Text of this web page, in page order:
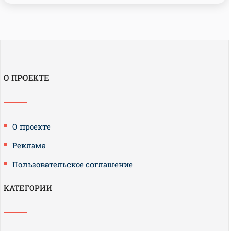
О ПРОЕКТЕ
О проекте
Реклама
Пользовательское соглашение
КАТЕГОРИИ